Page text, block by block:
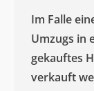
Im Falle
Umzugs in
gekauftes
verkauft